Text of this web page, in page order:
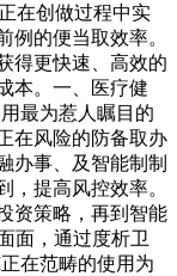
在创做过程中实
例的便当取效率。
得更快速、高效的
本。一、医疗健
最为惹人瞩目的
在风险的防备取办
办事、及智能制制
，提高风控效率。
资策略，再到智能
面，通过度析卫
在范畴的使用为